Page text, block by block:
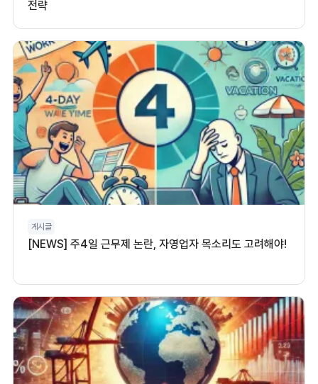
전략
게시글
[NEWS] 주4일 근무제 논란, 자영업자 목소리도 고려해야!